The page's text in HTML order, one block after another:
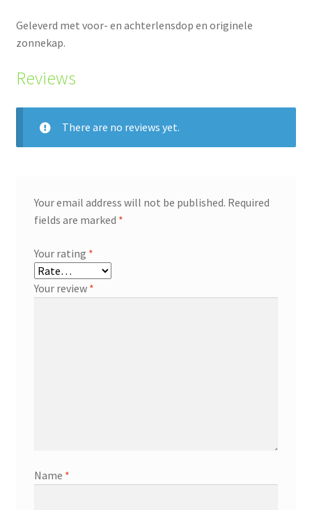
Geleverd met voor- en achterlensdop en originele
zonnekap.
Reviews
There are no reviews yet.
Your email address will not be published. Required
fields are marked *
Your rating *
Your review *
Name *